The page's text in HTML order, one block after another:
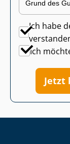
Ich habe
Ich
Jetzt